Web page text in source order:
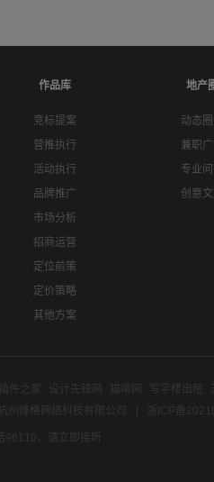
作品库
竞标提案
营推执行
活动执行
品牌推广
市场分析
招商运营
定位前策
定价策略
其他方案
地产
动态
兼职
专业
创意
件之家 设计先锋网 猫啃网 写字楼出租
州烽格网络科技有限公司
浙ICP备
，请立即接听